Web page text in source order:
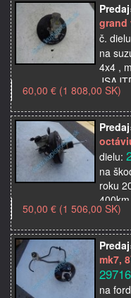
Predaj
grand
č.
na
4x4 ,
60,00 € (1 808,00 SK)
Predaj
dielu:
na
roku
50,00 € (1 506,00 SK)
Predaj
mk7,
na